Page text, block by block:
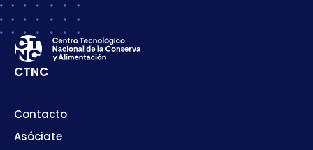
CTNC
Contacto
Asóciate